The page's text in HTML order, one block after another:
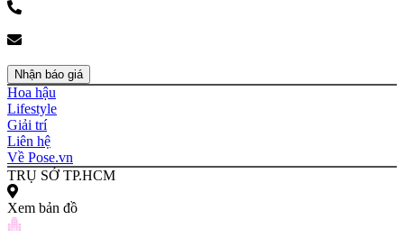
Nhận báo giá
Hoa hậu
Lifestyle
Giải trí
Liên hệ
Về Pose.vn
TRỤ SỞ TP.HCM
Xem bản đồ